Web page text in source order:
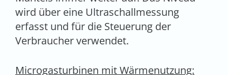
wird über eine Ultraschallmessung
erfasst und für die Steuerung der
Verbraucher verwendet.
Microgasturbinen mit Wärmenutzung: